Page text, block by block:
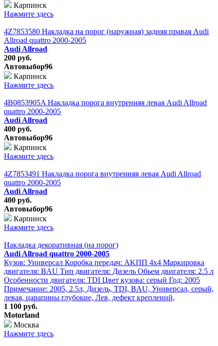
Карпинск
Нажмите здесь
4Z7853580 Накладка на порог (наружная) задняя правая Audi
Allroad quattro 2000-2005
Audi Allroad
200 руб.
Автовыбор96
Карпинск
Нажмите здесь
4B0853905A Накладка порога внутренняя левая Audi Allroad
quattro 2000-2005
Audi Allroad
400 руб.
Автовыбор96
Карпинск
Нажмите здесь
4Z7853491 Накладка порога внутренняя левая Audi Allroad
quattro 2000-2005
Audi Allroad
400 руб.
Автовыбор96
Карпинск
Нажмите здесь
Накладка декоративная (на порог)
Audi Allroad quattro 2000-2005
Кузов: Универсал Коробка передач: АKПП 4х4 Маркировка
двигателя: BAU Тип двигателя: Дизель Обьем двигателя: 2.5 л
Особенности двигателя: TDI Цвет кузова: серый Год: 2005
Примечание: 2005, 2.5л, Дизель, TDI, BAU, Универсал, серый,
левая, царапины глубокие, Лев, дефект креплений,
1 100 руб.
Motorland
Москва
Нажмите здесь